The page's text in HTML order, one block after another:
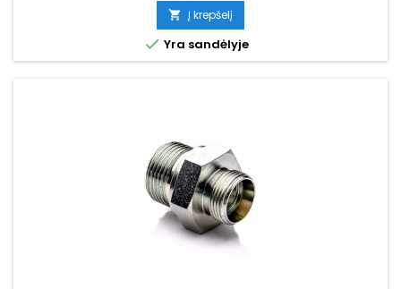
kaina
 Į krepšelį
 Yra sandėlyje